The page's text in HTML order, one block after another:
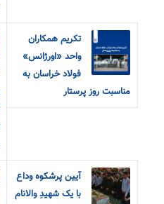
تکریم همکاران
واحد «اورژانس»
فولاد خراسان به
مناسبت روز پرستار
آیین پرشکوه وداع
با یک شهیدِ والانام